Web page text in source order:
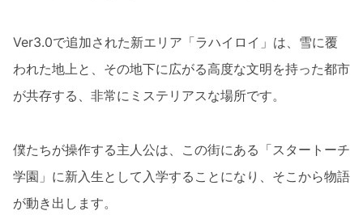
Ver3.0で追加された新エリア「ラハイロイ」は、雪に覆
われた地上と、その地下に広がる高度な文明を持った都市
が共存する、非常にミステリアスな場所です。
僕たちが操作する主人公は、この街にある「スタートーチ
学園」に新入生として入学することになり、そこから物語
が動き出します。